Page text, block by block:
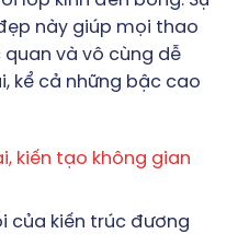
này giúp mọi thao
và vô cùng dễ
kể cả những bậc cao
kiến tạo không gian
của kiến trúc đương